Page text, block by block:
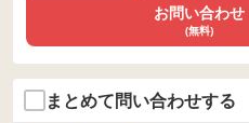
お問い合わせ
(無料)
まとめて問い合わせする